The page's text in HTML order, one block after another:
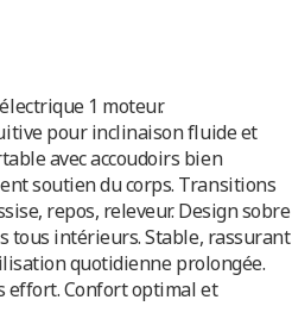
1 moteur.
pour inclinaison fluide et
avec accoudoirs bien
soutien du corps. Transitions
repos, releveur. Design sobre
tous intérieurs. Stable, rassurant
quotidienne prolongée.
effort. Confort optimal et